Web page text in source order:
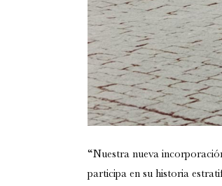
“Nuestra nueva
participa en su historia